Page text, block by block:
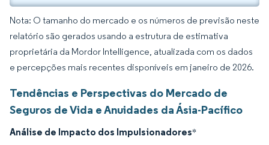
Nota: O tamanho do mercado e os números de previsão neste
relatório são gerados usando a estrutura de estimativa
proprietária da Mordor Intelligence, atualizada com os dados
e percepções mais recentes disponíveis em janeiro de 2026.
Tendências e Perspectivas do Mercado de
Seguros de Vida e Anuidades da Ásia-Pacífico
Análise de Impacto dos Impulsionadores*